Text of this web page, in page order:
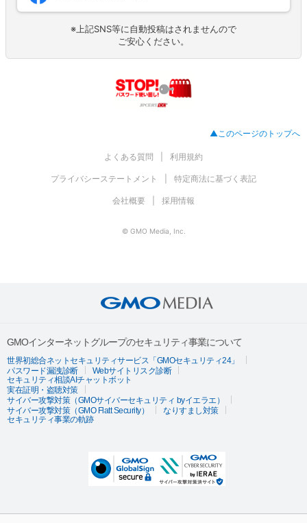
※上記SNS等に自動投稿はされませんので
ご安心ください。
▲このページのトップへ
よくある質問 利用規約
プライバシーステートメント 特定商法に基づく表記
会社概要 採用情報
© GMO Media, Inc.
GMOインターネットグループのセキュリティ事業について
世界初総合ネットセキュリティサービス「GMOセキュリティ24」
パスワード漏洩診断
Webサイトリスク診断
セキュリティ相談AIチャットボット
実在証明・盗聴対策
サイバー攻撃対策（GMOサイバーセキュリティ byイエラエ）
サイバー攻撃対策（GMO Flatt Security）
なりすまし対策
セキュリティ事業の軌跡